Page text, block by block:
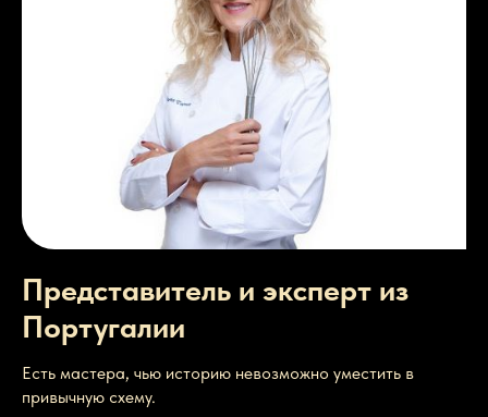
Представитель и эксперт из
Португалии
Есть мастера, чью историю невозможно уместить в
привычную схему.